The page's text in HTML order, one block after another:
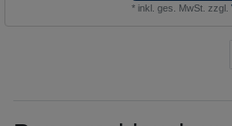
* inkl. ges. MwSt. zzgl.